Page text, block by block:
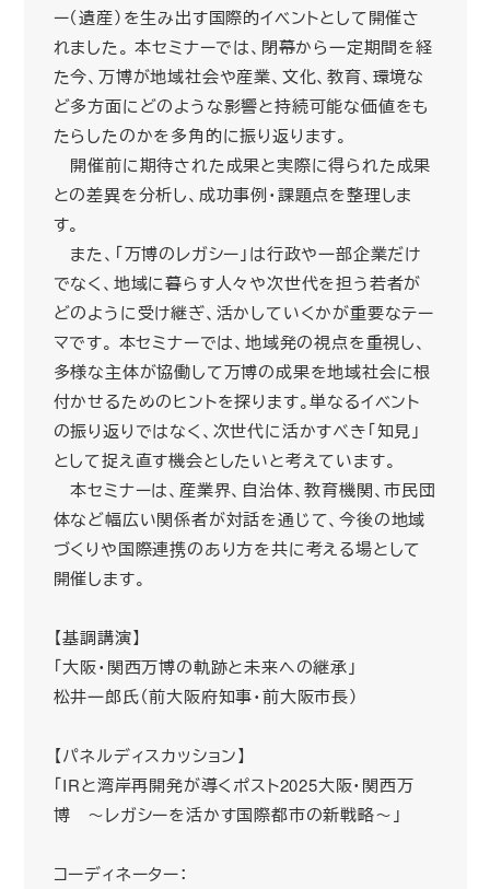
ー（遺産）を生み出す国際的イベントとして開催さ
れました。 本セミナーでは、閉幕から一定期間を経
た今、万博が地域社会や産業、文化、教育、環境な
ど多方面にどのような影響と持続可能な価値をも
たらしたのかを多角的に振り返ります。
開催前に期待された成果と実際に得られた成果
との差異を分析し、成功事例・課題点を整理しま
す。
また、「万博のレガシー」は行政や一部企業だけ
でなく、地域に暮らす人々や次世代を担う若者が
どのように受け継ぎ、活かしていくかが重要なテー
マです。 本セミナーでは、地域発の視点を重視し、
多様な主体が協働して万博の成果を地域社会に根
付かせるためのヒントを探ります。単なるイベント
の振り返りではなく、次世代に活かすべき「知見」
として捉え直す機会としたいと考えています。
本セミナーは、産業界、自治体、教育機関、市民団
体など幅広い関係者が対話を通じて、今後の地域
づくりや国際連携のあり方を共に考える場として
開催します。
【基調講演】
「大阪・関西万博の軌跡と未来への継承」
松井一郎氏（前大阪府知事・前大阪市長）
【パネルディスカッション】
「IRと湾岸再開発が導くポスト2025大阪・関西万
博 ～レガシーを活かす国際都市の新戦略～」
コーディネーター：